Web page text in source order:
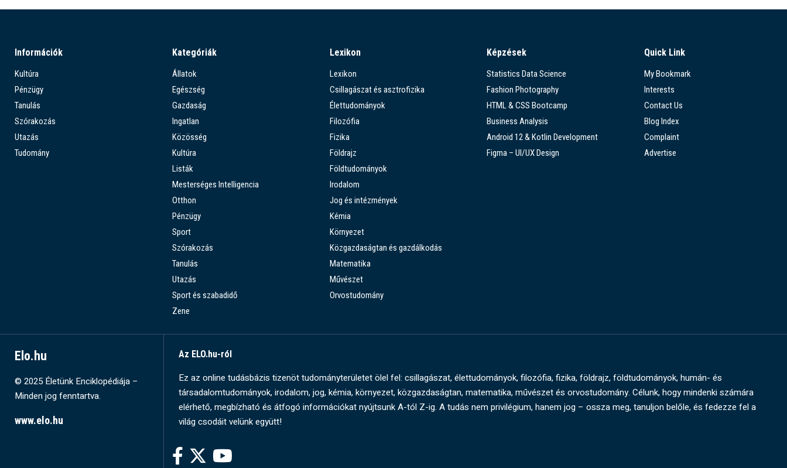
Információk
Kultúra
Pénzügy
Tanulás
Szórakozás
Utazás
Tudomány
Kategóriák
Állatok
Egészség
Gazdaság
Ingatlan
Közösség
Kultúra
Listák
Mesterséges Intelligencia
Otthon
Pénzügy
Sport
Szórakozás
Tanulás
Utazás
Sport és szabadidő
Zene
Lexikon
Lexikon
Csillagászat és asztrofizika
Élettudományok
Filozófia
Fizika
Földrajz
Földtudományok
Irodalom
Jog és intézmények
Kémia
Környezet
Közgazdaságtan és gazdálkodás
Matematika
Művészet
Orvostudomány
Képzések
Statistics Data Science
Fashion Photography
HTML & CSS Bootcamp
Business Analysis
Android 12 & Kotlin Development
Figma – UI/UX Design
Quick Link
My Bookmark
Interests
Contact Us
Blog Index
Complaint
Advertise
Elo.hu
© 2025 Életünk Enciklopédiája –
Minden jog fenntartva.
www.elo.hu
Az ELO.hu-ról
Ez az online tudásbázis tizenöt tudományterületet ölel fel: csillagászat, élettudományok, filozófia, fizika, földrajz, földtudományok, humán- és
társadalomtudományok, irodalom, jog, kémia, környezet, közgazdaságtan, matematika, művészet és orvostudomány. Célunk, hogy mindenki számára
elérhető, megbízható és átfogó információkat nyújtsunk A-tól Z-ig. A tudás nem privilégium, hanem jog – ossza meg, tanuljon belőle, és fedezze fel a
világ csodáit velünk együtt!